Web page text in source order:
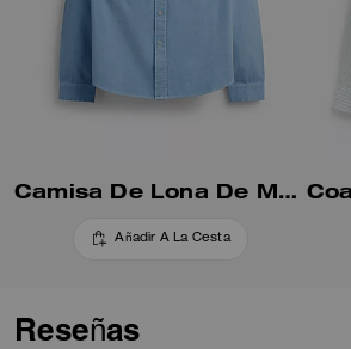
Camisa De Lona De Manga Larga En Algodón Orgánico
Añadir A La Cesta
Reseñas